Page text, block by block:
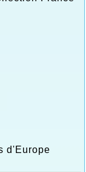
d'Europe